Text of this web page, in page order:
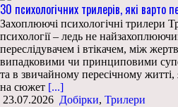
30 психологічних трилерів, які варто
Захоплюючі психологічні трилери
психології – ледь не
переслідувачем і втікачем, між
випадковими чи принциповими
та в звичайному пересічному
на сюжет [...]
23.07.2026 Добірки, Трилери